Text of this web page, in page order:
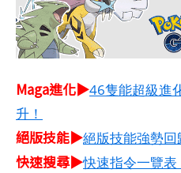
Maga進化▶46隻能超級進
升！
絕版技能▶絕版技能強勢回
快速搜尋▶快速指令一覽